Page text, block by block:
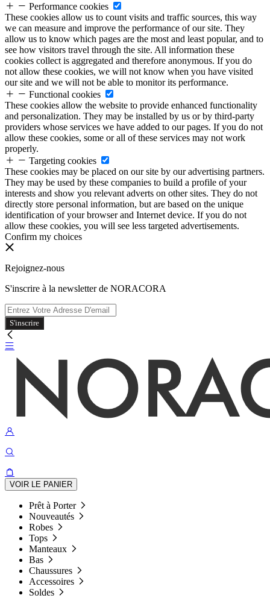
Performance cookies
These cookies allow us to count visits and traffic sources, this way
we can measure and improve the performance of our site. They
allow us to know which pages are the most and least popular, and to
see how visitors travel through the site. All information these
cookies collect is aggregated and therefore anonymous. If you do
not allow these cookies, we will not know when you have visited
our site and we will not be able to monitor its performance.
Functional cookies
These cookies allow the website to provide enhanced functionality
and personalization. They may be installed by us or by third-party
providers whose services we have added to our pages. If you do not
allow these cookies, some or all of these services may not work
properly.
Targeting cookies
These cookies may be placed on our site by our advertising partners.
They may be used by these companies to build a profile of your
interests and show you relevant adverts on other sites. They do not
directly store personal information, but are based on the unique
identification of your browser and Internet device. If you do not
allow these cookies, you will see less targeted advertisements.
Confirm my choices
Rejoignez-nous
S'inscrire à la newsletter de NORACORA
S'inscrire
VOIR LE PANIER
Prêt à Porter
Nouveautés
Robes
Tops
Manteaux
Bas
Chaussures
Accessoires
Soldes